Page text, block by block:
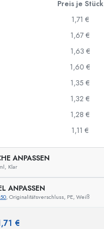
Preis je Stück
1,71 €
1,67 €
1,63 €
1,60 €
1,35 €
1,32 €
1,28 €
1,11 €
ANPASSEN
Klar
ANPASSEN
, Originalitätsverschluss, PE, Weiß
€